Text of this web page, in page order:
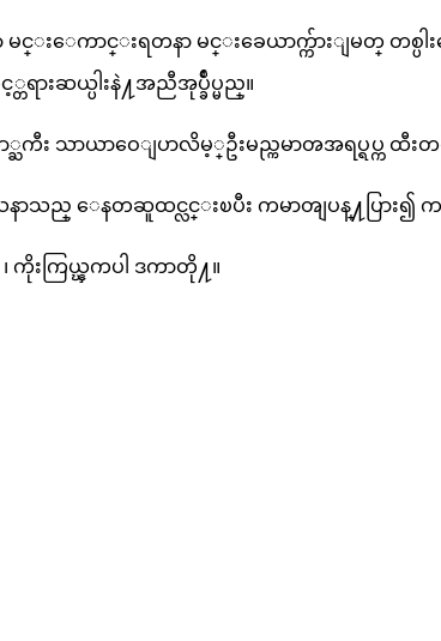
င္းေကာင္းရတနာ မင္းခေယာက္က်ားျမတ္ တစ္ပ
ရားဆယ္ပါးနဲ႔အညီအုပ္ခ်ဳပ္မည္။
ႀကီး သာယာဝေျပာလိမ့္ဦးမည္ကမာၻအရပ္ရပ္က ထီး
ာသည္ ေနတဆူထင္လင္းၿပီး ကမာၻျပန္႔ပြား
ကိုးကြယ္ၾကပါ ဒကာတို႔။